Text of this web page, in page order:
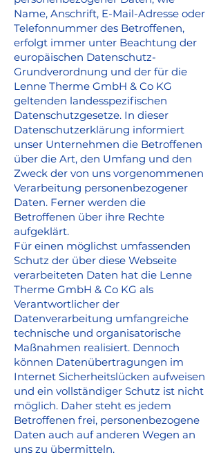
Name, Anschrift, E-Mail-Adresse oder
Telefonnummer des Betroffenen,
erfolgt immer unter Beachtung der
europäischen Datenschutz-
Grundverordnung und der für die
Lenne Therme GmbH & Co KG
geltenden landesspezifischen
Datenschutzgesetze. In dieser
Datenschutzerklärung informiert
unser Unternehmen die Betroffenen
über die Art, den Umfang und den
Zweck der von uns vorgenommenen
Verarbeitung personenbezogener
Daten. Ferner werden die
Betroffenen über ihre Rechte
aufgeklärt.
Für einen möglichst umfassenden
Schutz der über diese Webseite
verarbeiteten Daten hat die Lenne
Therme GmbH & Co KG als
Verantwortlicher der
Datenverarbeitung umfangreiche
technische und organisatorische
Maßnahmen realisiert. Dennoch
können Datenübertragungen im
Internet Sicherheitslücken aufweisen
und ein vollständiger Schutz ist nicht
möglich. Daher steht es jedem
Betroffenen frei, personenbezogene
Daten auch auf anderen Wegen an
uns zu übermitteln.